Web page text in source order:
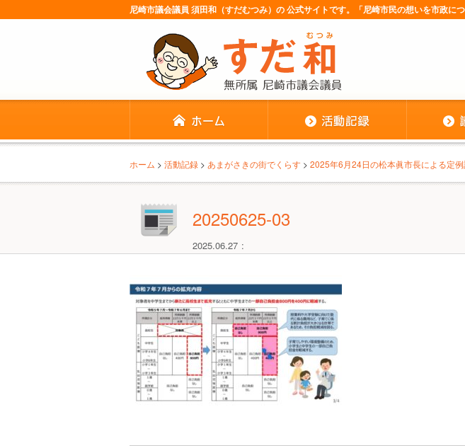
尼崎市議会議員 須田和（すだむつみ）の 公式サイトです。「尼崎市民の想いを市政に
ホーム > 活動記録 > あまがさきの街でくらす > 2025年6月24日の松本眞市長による定例
20250625-03
2025.06.27